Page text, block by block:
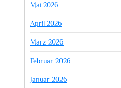
Mai 2026
April 2026
März 2026
Februar 2026
Januar 2026